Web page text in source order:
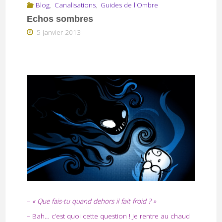
Blog, Canalisations, Guides de l'Ombre
Echos sombres
5 janvier 2013
–« Que fais-tu quand dehors il fait froid ? »
– Bah… c’est quoi cette question ! Je rentre au chaud